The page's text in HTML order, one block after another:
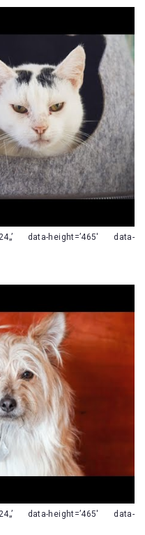
data-height=’465′ data-
data-height=’465′ data-